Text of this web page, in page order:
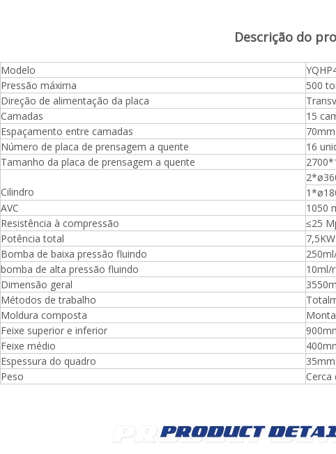
Descrição do
Modelo
Pressão máxima
500
Direção de alimentação da placa
Camadas
15
Espaçamento entre camadas
70mm
Número de placa de prensagem a quente
16
Tamanho da placa de prensagem a quente
Cilindro
AVC
1050
Resistência à compressão
≤25
Potência total
Bomba de baixa pressão fluindo
bomba de alta pressão fluindo
10ml/
Dimensão geral
Métodos de trabalho
Moldura composta
Feixe superior e inferior
Feixe médio
Espessura do quadro
35mm
Peso
Cerca